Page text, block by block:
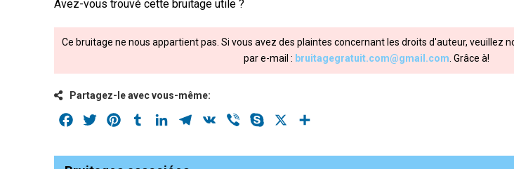
Avez-vous trouvé cette bruitage utile ?
Ce bruitage ne nous appartient pas. Si vous avez des plaintes concernant les droits d'auteur, veuillez
par e-mail : bruitagegratuit.com@gmail.com . Grâce à!
Partagez-le avec vous-même:
Facebook
Twitter PinterestTumblrLinkedInTelegram
VK Viber Skype